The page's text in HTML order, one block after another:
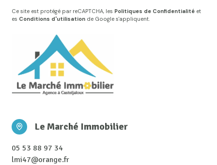
Ce site est protégé par reCAPTCHA, les Politiques de Confidentialité et
es Conditions d'utilisation de Google s'appliquent.
Le Marché Immobilier
05 53 88 97 34
lmi47@orange.fr